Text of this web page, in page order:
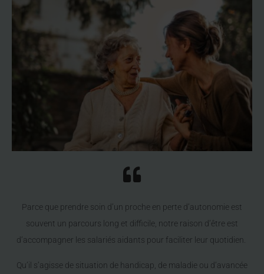
Parce que prendre soin d’un proche en perte d’autonomie est
souvent un parcours long et difficile, notre raison d’être est
d’accompagner les salariés aidants pour faciliter leur quotidien.
Qu’il s’agisse de situation de handicap, de maladie ou d’avancée